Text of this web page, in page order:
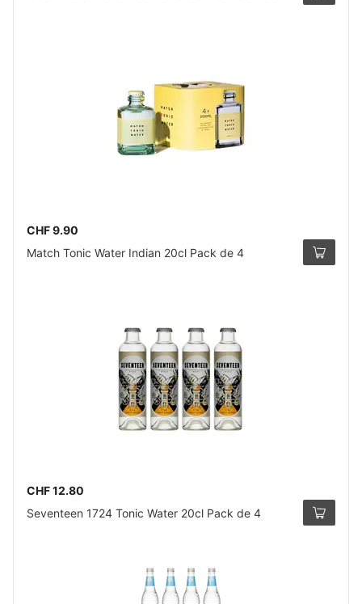
CHF 9.90
Match Tonic Water Indian 20cl Pack de 4
CHF 12.80
Seventeen 1724 Tonic Water 20cl Pack de 4